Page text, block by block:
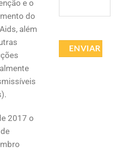
e o
do
além
2017 o